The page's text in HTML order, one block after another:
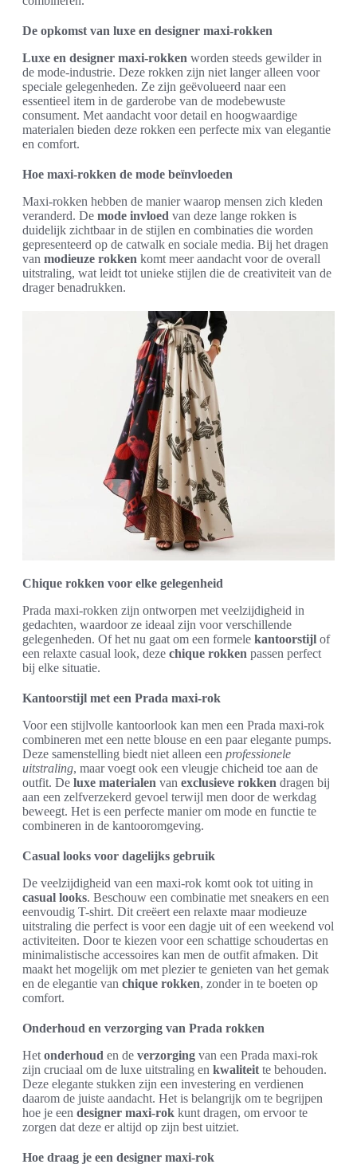
De opkomst van luxe en designer maxi-rokken
Luxe en designer maxi-rokken worden steeds gewilder in
de mode-industrie. Deze rokken zijn niet langer alleen voor
speciale gelegenheden. Ze zijn geëvolueerd naar een
essentieel item in de garderobe van de modebewuste
consument. Met aandacht voor detail en hoogwaardige
materialen bieden deze rokken een perfecte mix van elegantie
en comfort.
Hoe maxi-rokken de mode beïnvloeden
Maxi-rokken hebben de manier waarop mensen zich kleden
veranderd. De mode invloed van deze lange rokken is
duidelijk zichtbaar in de stijlen en combinaties die worden
gepresenteerd op de catwalk en sociale media. Bij het dragen
van modieuze rokken komt meer aandacht voor de overall
uitstraling, wat leidt tot unieke stijlen die de creativiteit van de
drager benadrukken.
Chique rokken voor elke gelegenheid
Prada maxi-rokken zijn ontworpen met veelzijdigheid in
gedachten, waardoor ze ideaal zijn voor verschillende
gelegenheden. Of het nu gaat om een formele kantoorstijl of
een relaxte casual look, deze chique rokken passen perfect
bij elke situatie.
Kantoorstijl met een Prada maxi-rok
Voor een stijlvolle kantoorlook kan men een Prada maxi-rok
combineren met een nette blouse en een paar elegante pumps.
Deze samenstelling biedt niet alleen een professionele
uitstraling, maar voegt ook een vleugje chicheid toe aan de
outfit. De luxe materialen van exclusieve rokken dragen bij
aan een zelfverzekerd gevoel terwijl men door de werkdag
beweegt. Het is een perfecte manier om mode en functie te
combineren in de kantooromgeving.
Casual looks voor dagelijks gebruik
De veelzijdigheid van een maxi-rok komt ook tot uiting in
casual looks. Beschouw een combinatie met sneakers en een
eenvoudig T-shirt. Dit creëert een relaxte maar modieuze
uitstraling die perfect is voor een dagje uit of een weekend vol
activiteiten. Door te kiezen voor een schattige schoudertas en
minimalistische accessoires kan men de outfit afmaken. Dit
maakt het mogelijk om met plezier te genieten van het gemak
en de elegantie van chique rokken, zonder in te boeten op
comfort.
Onderhoud en verzorging van Prada rokken
Het onderhoud en de verzorging van een Prada maxi-rok
zijn cruciaal om de luxe uitstraling en kwaliteit te behouden.
Deze elegante stukken zijn een investering en verdienen
daarom de juiste aandacht. Het is belangrijk om te begrijpen
hoe je een designer maxi-rok kunt dragen, om ervoor te
zorgen dat deze er altijd op zijn best uitziet.
Hoe draag je een designer maxi-rok